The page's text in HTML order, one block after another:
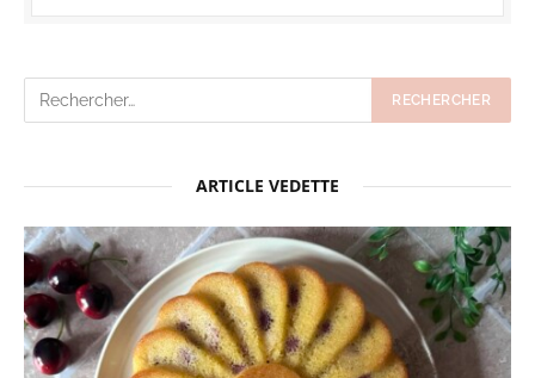
ARTICLE VEDETTE